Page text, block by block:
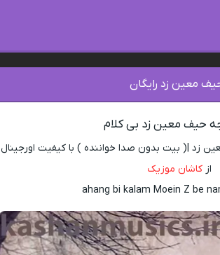
معین زد رایگان
حیف معین زد بی کلام
زد |( بیت بدون صدا خواننده ) با کیفیت اورجینال
ازکاشان موزیک
ahang bi kalam Moein Z be